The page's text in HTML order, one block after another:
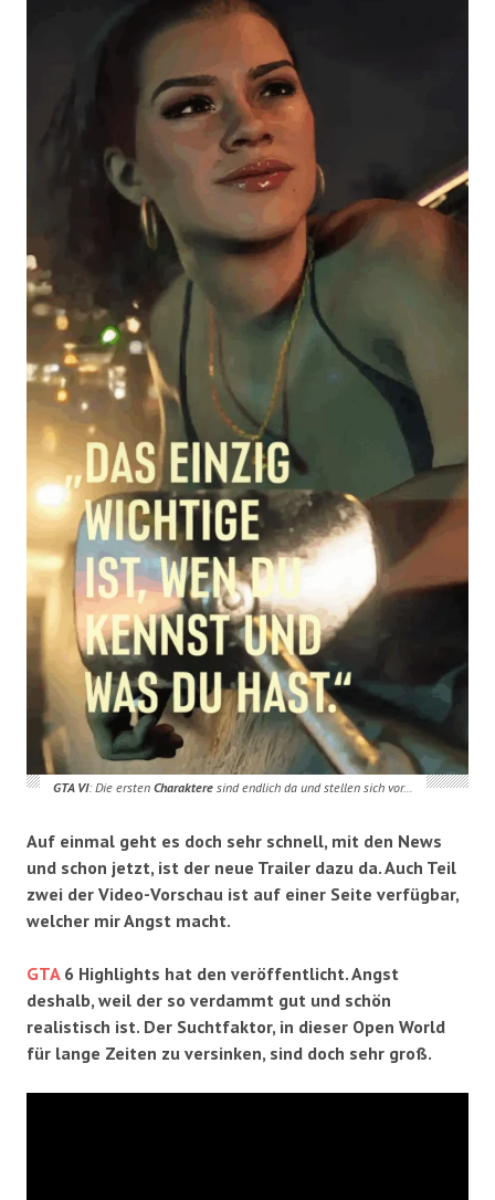
GTA VI: Die ersten Charakteresind endlich da und stellen sich vor…
Auf einmal geht es doch sehr schnell, mit den News
und schon jetzt, ist der neue Trailer dazu da. Auch Teil
zwei der Video-Vorschau ist auf einer Seite verfügbar,
welcher mir Angst macht.
GTA6 Highlights hat den veröffentlicht. Angst
deshalb, weil der so verdammt gut und schön
realistisch ist. Der Suchtfaktor, in dieser Open World
für lange Zeiten zu versinken, sind doch sehr groß.